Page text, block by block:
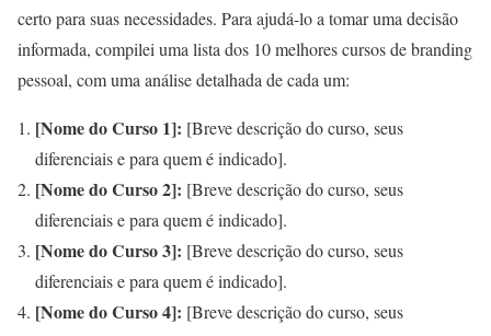
certo para suas necessidades. Para ajudá-lo a tomar uma decisão
informada, compilei uma lista dos 10 melhores cursos de branding
pessoal, com uma análise detalhada de cada um:
[Nome do Curso 1]: [Breve descrição do curso, seus
diferenciais e para quem é indicado].
[Nome do Curso 2]: [Breve descrição do curso, seus
diferenciais e para quem é indicado].
[Nome do Curso 3]: [Breve descrição do curso, seus
diferenciais e para quem é indicado].
[Nome do Curso 4]: [Breve descrição do curso, seus